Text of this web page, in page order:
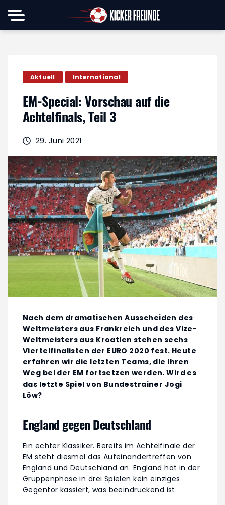
Aktuell International
EM-Special: Vorschau auf die
Achtelfinals, Teil 3
29. Juni 2021
Nach dem dramatischen Ausscheiden des
Weltmeisters aus Frankreich und des Vize-
Weltmeisters aus Kroatien stehen sechs
Viertelfinalisten der EURO 2020 fest. Heute
erfahren wir die letzten Teams, die ihren
Weg bei der EM fortsetzen werden. Wird es
das letzte Spiel von Bundestrainer Jogi
Löw?
England gegen Deutschland
Ein echter Klassiker. Bereits im Achtelfinale der
EM steht diesmal das Aufeinandertreffen von
England und Deutschland an. England hat in der
Gruppenphase in drei Spielen kein einziges
Gegentor kassiert, was beeindruckend ist.